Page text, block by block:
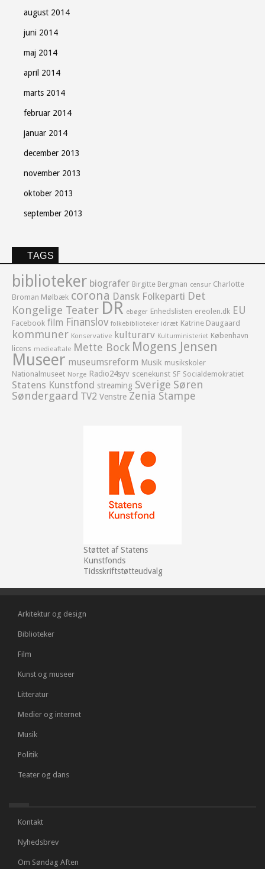
august 2014
juni 2014
maj 2014
april 2014
marts 2014
februar 2014
januar 2014
december 2013
november 2013
oktober 2013
september 2013
TAGS
biblioteker biografer Birgitte Bergman censur Charlotte
Broman Mølbæk corona Dansk Folkeparti Det
Kongelige Teater DR ebøger Enhedslisten ereolen.dk EU
Facebook film Finanslov folkebiblioteker idræt Katrine Daugaard
kommuner Konservative kulturarv Kulturministeriet København
licens medieaftale Mette Bock Mogens Jensen
Museer museumsreform Musik musikskoler
Nationalmuseet Norge Radio24syv scenekunst SF Socialdemokratiet
Statens Kunstfond streaming Sverige Søren
Søndergaard TV2 Venstre Zenia Stampe
Støttet af Statens
Kunstfonds
Tidsskriftstøtteudvalg
Arkitektur og design
Biblioteker
Film
Kunst og museer
Litteratur
Medier og internet
Musik
Politik
Teater og dans
Kontakt
Nyhedsbrev
Om Søndag Aften